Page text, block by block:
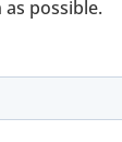
possible.